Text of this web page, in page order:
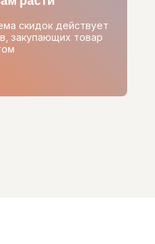
скидок действует
закупающих товар